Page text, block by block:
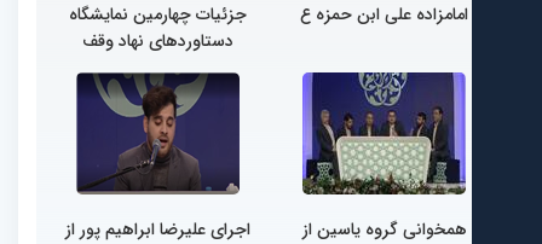
امامزاده علی ابن حمزه ع
جزئیات چهارمین نمایشگاه
دستاوردهای نهاد وقف
همخوانی گروه یاسین از
اجرای علیرضا ابراهیم پور از